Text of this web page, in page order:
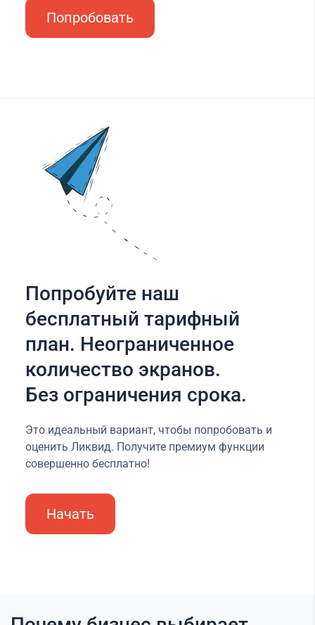
Попробовать
Попробуйте наш
бесплатный тарифный
план. Неограниченное
количество экранов.
Без ограничения срока.
Это идеальный вариант, чтобы попробовать и
оценить Ликвид. Получите премиум функции
совершенно бесплатно!
Начать